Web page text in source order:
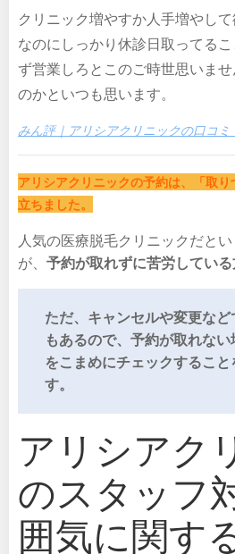
クリニック増やすか人手増やし
なのにしっかり休診日取ってる
ず営業しろとこのご時世思いま
のかといつも思います。
みん評｜アリシアクリニックの口コミ
アリシアクリニックの予約は、「取
立ちました。
人気の医療脱毛クリニックだと
が、 予約が取れずに苦労してい
ただ、キャンセルや変更な
もあるので、予約が取れな
をこまめにチェックすること
す。
アリシアク
のスタッフ
囲気に関す